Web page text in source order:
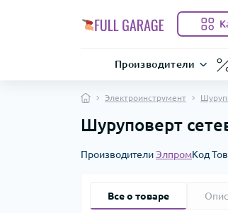
Производители
Электроинструмент
Шуруповерт
ПроизводителиЭлпромКод
Все о товаре